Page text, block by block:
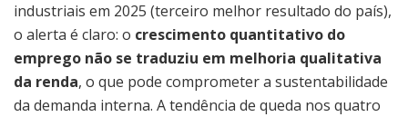
industriais em 2025 (terceiro melhor resultado do país),
o alerta é claro: o crescimento quantitativo do
emprego não se traduziu em melhoria qualitativa
da renda, o que pode comprometer a sustentabilidade
da demanda interna. A tendência de queda nos quatro